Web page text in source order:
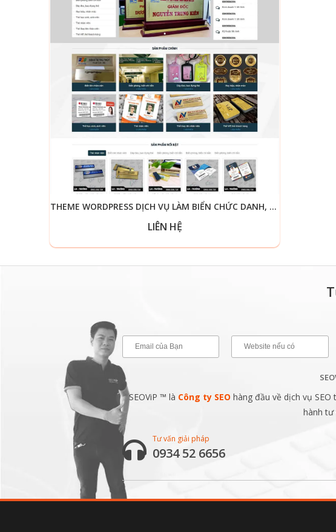
THEME WORDPRESS DỊCH VỤ LÀM BIỂN CHỨC DANH, THẺ VĂN PHÒNG
LIÊN HỆ
SEOViP ™ là Công ty SEO hàng đầu về dịch vụ
hành tư
Tư vấn giải pháp
0934 52 6656